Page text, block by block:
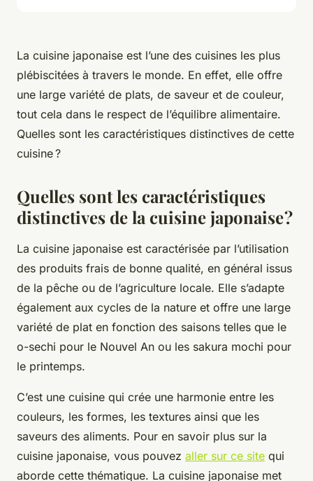
La cuisine japonaise est l’une des cuisines les plus
plébiscitées à travers le monde. En effet, elle offre
une large variété de plats, de saveur et de couleur,
tout cela dans le respect de l’équilibre alimentaire.
Quelles sont les caractéristiques distinctives de cette
cuisine ?
Quelles sont les caractéristiques
distinctives de la cuisine japonaise ?
La cuisine japonaise est caractérisée par l’utilisation
des produits frais de bonne qualité, en général issus
de la pêche ou de l’agriculture locale. Elle s’adapte
également aux cycles de la nature et offre une large
variété de plat en fonction des saisons telles que le
o-sechi pour le Nouvel An ou les sakura mochi pour
le printemps.
C’est une cuisine qui crée une harmonie entre les
couleurs, les formes, les textures ainsi que les
saveurs des aliments. Pour en savoir plus sur la
cuisine japonaise, vous pouvez aller sur ce site qui
aborde cette thématique. La cuisine japonaise met